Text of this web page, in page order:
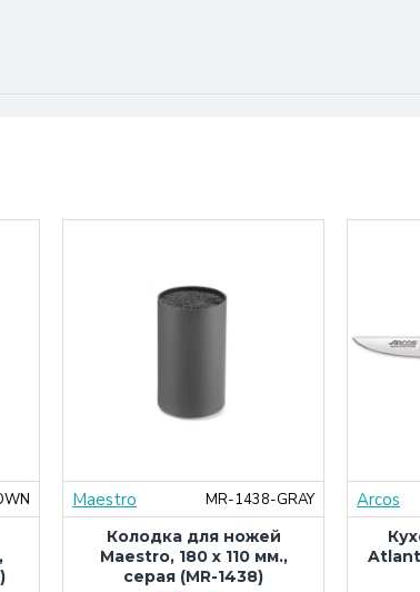
Maestro
MR-1438-GRAY
Колодка для ножей
Maestro, 180 x 110 мм.,
серая (MR-1438)
Arcos